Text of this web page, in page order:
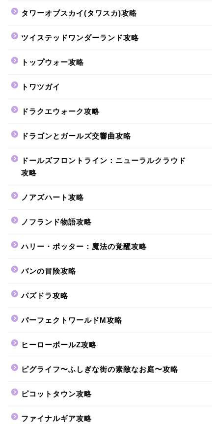
タワーオブスカイ(タワスカ)攻略
ツイステッドワンダーランド攻略
トップウォー攻略
トワツガイ
ドラクエウォーク攻略
ドラゴンとガールズ交響曲攻略
ドールズフロントライン：ニューラルクラウド
攻略
ノアズハート攻略
ノフランド物語攻略
ハリー・ポッター：魔法の覚醒攻略
バンの冒険攻略
パズドラ攻略
パーフェクトワールドM攻略
ヒーローボールZ攻略
ピグライフ〜ふしぎな街の素敵なお庭〜攻略
ピコットタウン攻略
ファイナルギア攻略